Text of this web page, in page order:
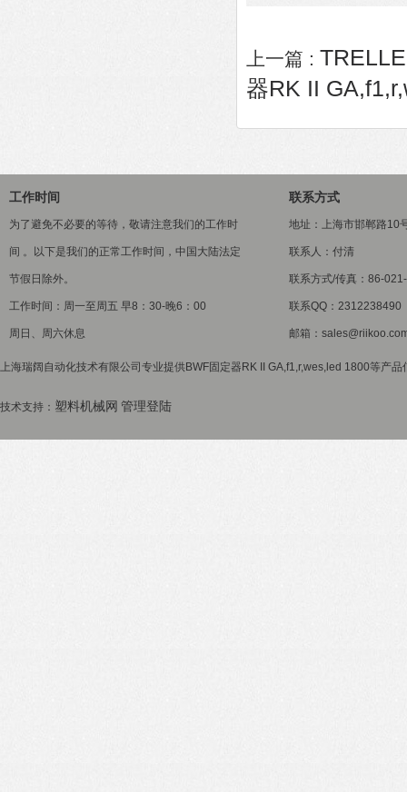
上一篇 :
器RK II
工作时间
为了避免不必要的等待，敬请注意我们的工作时
间 。以下是我们的正常工作时间，中国大陆法定
节假日除外。
工作时间：周一至周五 早8：30-晚6：00
周日、周六休息
联系方式
地址：上海市邯郸路10
联系人：付清
联系方式/传真：86-
联系QQ：2312238490
邮箱：
上海瑞阔自动化技术有限公司专业提供BWF固定器RK II GA,f1,r,wes,led 1800等产
技术支持： 塑料机械网 管理登陆